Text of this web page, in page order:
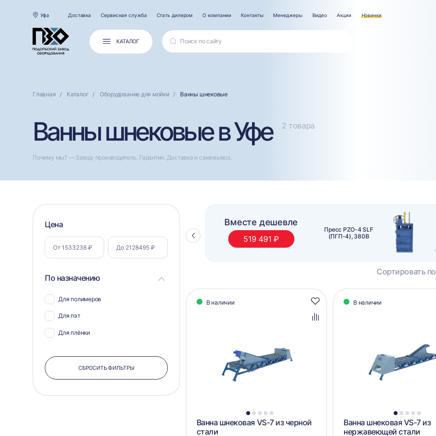
Уфа Доставка Сервисная служба Стать дилером О компании Контакты Менеджеры Видео Акции Новинки
КАТАЛОГ
Главная Каталог Оборудование для мойки Ванны шнековые
Ванны шнековые в Уфе 2 товара
Почему мы? — Завод-производитель. Гарантия. Доставка и самовывоз.
Фильтр
по
параметрам
Цена
По назначению
Для полимеров
Для пэт
Для плёнки
СБРОСИТЬ ФИЛЬТРЫ
Стрелка
Полуавтоматический паллетоупаковщик
ПЗО BPW-2000
Выгодная пара
Горизонтальный гидравлический пресс
ПЗО М60, ручная обвязка
Сортировать
Каталог
В наличии
Добавить
Добавить
1 2 3 4 5
Ванна шнековая VS-7 из черной
стали
В наличии
1 2 3 4 5
Ванна шнековая VS-7 из
нержавеющей стали